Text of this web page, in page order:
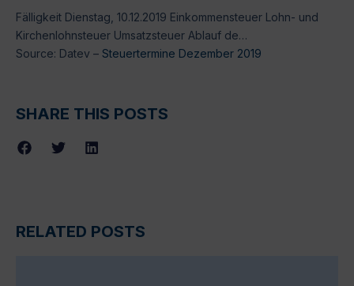
Fälligkeit Dienstag, 10.12.2019 Einkommensteuer Lohn- und
Kirchenlohnsteuer Umsatzsteuer Ablauf de…
Source: Datev – Steuertermine Dezember 2019
SHARE THIS POSTS
RELATED POSTS